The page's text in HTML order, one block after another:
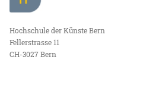
Hochschule der Künste Bern
Fellerstrasse 11
CH-3027 Bern